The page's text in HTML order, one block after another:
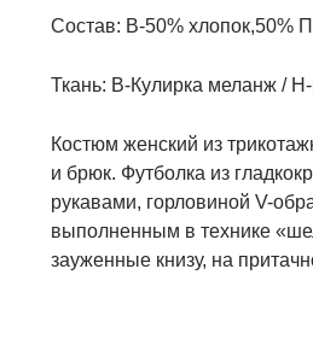
Состав: В-50% хлопок,50%
Ткань: В-Кулирка меланж /
Костюм женский из
и брюк. Футболка из
рукавами, горловиной V-
выполненным в технике
зауженные книзу, на